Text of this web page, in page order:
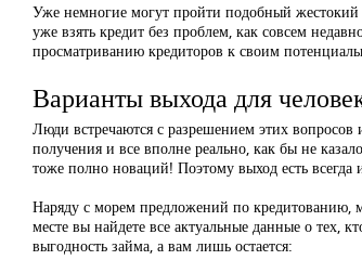
Уже немногие могут пройти подобный жестокий
уже взять кредит без проблем, как совсем
просматриванию кредиторов к своим
Варианты выхода для
Люди встречаются с разрешением этих
получения и все вполне реально, как бы не
тоже полно новаций! Поэтому выход есть
Наряду с морем предложений по кредитованию,
месте вы найдете все актуальные данные о тех,
выгодность займа, а вам лишь остается: